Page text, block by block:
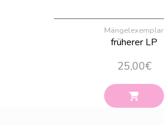
Mängelexemplar
früherer LP
25,00€